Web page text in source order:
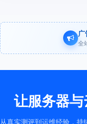
广
全
让服务器
从真实测评到运维经验，